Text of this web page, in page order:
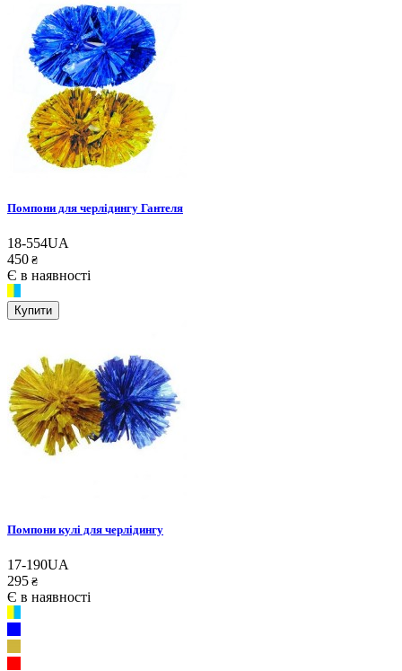
Помпони для черлідингу Гантеля
18-554UA
450 ₴
Є в наявності
Купити
Помпони кулі для черлідингу
17-190UA
295 ₴
Є в наявності